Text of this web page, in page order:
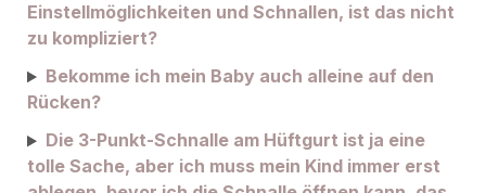
Einstellmöglichkeiten und Schnallen, ist das nicht
zu kompliziert?
Bekomme ich mein Baby auch alleine auf den
Rücken?
Die 3-Punkt-Schnalle am Hüftgurt ist ja eine
tolle Sache, aber ich muss mein Kind immer erst